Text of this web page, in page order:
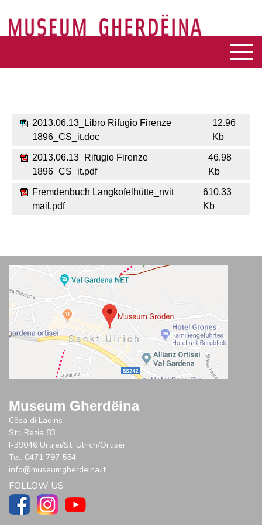
2013.06.13_Libro Rifugio Firenze
1896_CS_it.doc
12.96
Kb
2013.06.13_Rifugio Firenze
1896_CS_it.pdf
46.98
Kb
Fremdenbuch Langkofelhütte_nvit
mail.pdf
610.33
Kb
Museum Gherdëina
Cësa di Ladins
Str. Rezia 83
I-39046 Urtijëi/St. Ulrich/Ortisei
Tel. 0471 797 554
info@museumgherdeina.it
FOLLOW US